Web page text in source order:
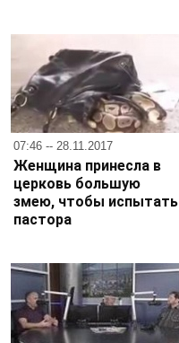
07:46 -- 28.11.2017
Женщина принесла в
церковь большую
змею, чтобы испытать
пастора